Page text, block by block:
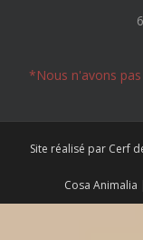
*Nous n'avons
Site réalisé par Cerf
Cosa Animalia